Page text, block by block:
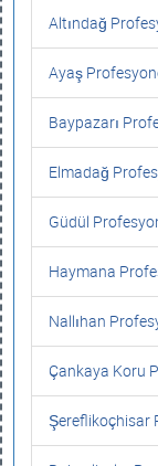
Altındağ
Ayaş
Baypazarı
Elmadağ
Güdül
Haymana
Nallıhan
Çankaya Koru
Şereflikoçhisar